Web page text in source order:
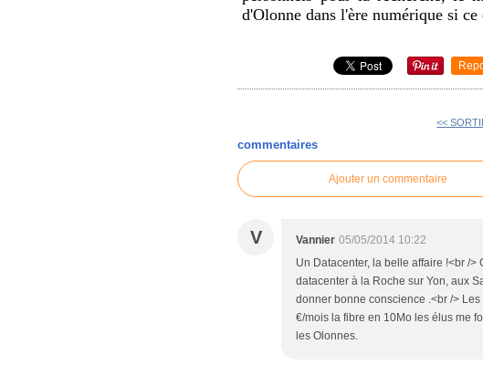
d'Olonne dans l'ère numérique si
<<
commentaires
Ajouter un commentaire
V Vannier 05/05/2014 10:22
Un Datacenter, la belle affaire !<br /
datacenter à la Roche sur Yon, aux
donner bonne conscience .<br />
€/mois la fibre en 10Mo les élus me
les Olonnes.